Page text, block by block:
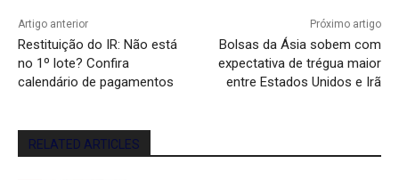
Artigo anterior
Restituição do IR: Não está
no 1º lote? Confira
calendário de pagamentos
Próximo artigo
Bolsas da Ásia sobem com
expectativa de trégua maior
entre Estados Unidos e Irã
RELATED ARTICLES